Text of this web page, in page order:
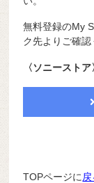
無料登録のMy
ク先よりご確認
〈ソニーストア
TOPページに